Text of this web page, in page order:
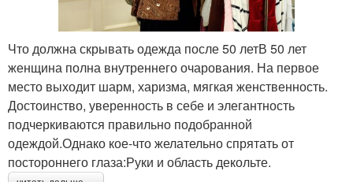
Что должна скрывать одежда после 50 летВ 50 лет
женщина полна внутреннего очарования. На первое
место выходит шарм, харизма, мягкая женственность.
Достоинство, уверенность в себе и элегантность
подчеркиваются правильно подобранной
одеждой.Однако кое-что желательно спрятать от
постороннего глаза:Руки и область декольте.